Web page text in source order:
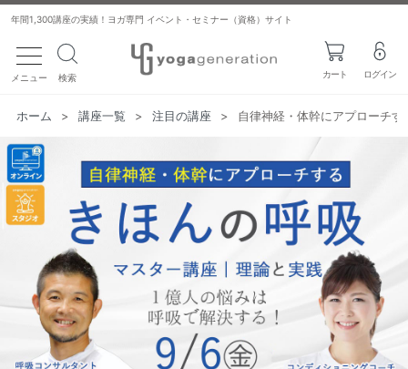
年間1,300講座の実績！ヨガ専門 イベント・セミナー（資格）サイト
toggle navigation
メニュー 検索 カート ログイン
ホーム > 講座一覧 > 注目の講座 > 自律神経・体幹にアプローチ